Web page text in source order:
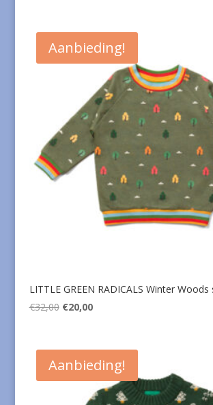
€30,00.€18,00.
Aanbieding!
LITTLE GREEN RADICALS Winter
€32,00 Oorspronkelijke
€32,00.
€20,00Huidige
€20,00.
Aanbieding!